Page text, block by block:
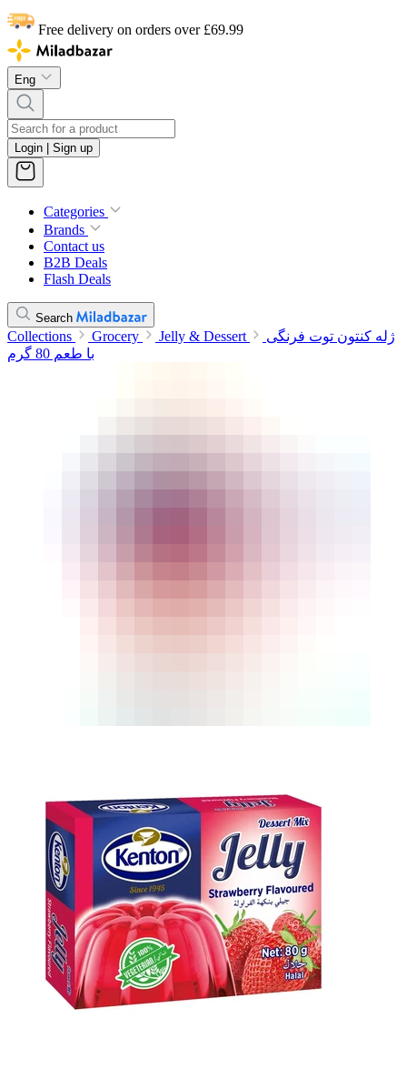
Free delivery on orders over £69.99
Eng
Login | Sign up
Categories
Brands
Contact us
B2B Deals
Flash Deals
Search
Collections Grocery Jelly & Dessert
ژله کنتون توت فرنگی
با طعم 80 گرم